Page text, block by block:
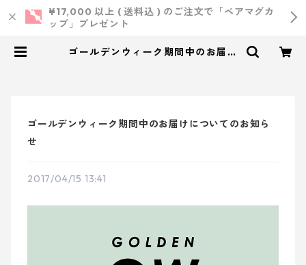
¥17,000 以上 ( 送料込 ) のご注文で「ペアマグカ
ップ」プレゼント
ゴールデンウィーク期間中のお届け
ゴールデンウィーク期間中のお届けについてのお知ら
せ
2017/04/15 13:41